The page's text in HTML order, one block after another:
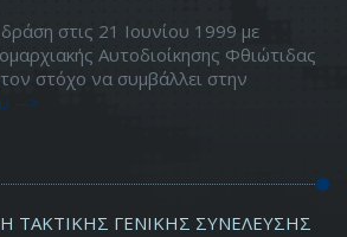
στις 21 Ιουνίου 1999 με
Αυτοδιοίκησης Φθιώτιδας
στόχο να συμβάλλει στην
-->
ΤΑΚΤΙΚΗΣ ΓΕΝΙΚΗΣ ΣΥΝΕΛΕΥΣΗΣ